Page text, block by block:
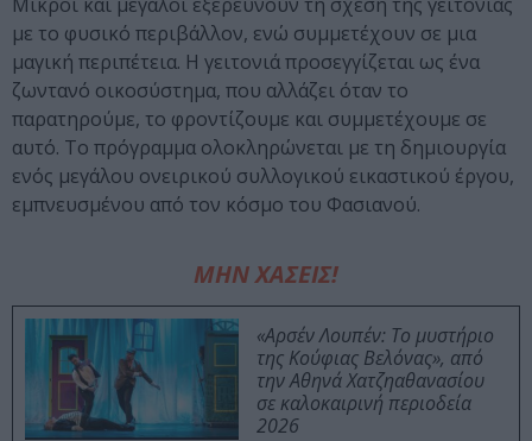
με το φυσικό περιβάλλον, ενώ συμμετέχουν σε μια
μαγική περιπέτεια. Η γειτονιά προσεγγίζεται ως ένα
ζωντανό οικοσύστημα, που αλλάζει όταν το
παρατηρούμε, το φροντίζουμε και συμμετέχουμε σε
αυτό. Το πρόγραμμα ολοκληρώνεται με τη δημιουργία
ενός μεγάλου ονειρικού συλλογικού εικαστικού έργου,
εμπνευσμένου από τον κόσμο του Φασιανού.
ΜΗΝ ΧΑΣΕΙΣ!
«Αρσέν Λουπέν: Το μυστήριο
της Κούφιας Βελόνας», από
την Αθηνά Χατζηαθανασίου
σε καλοκαιρινή περιοδεία
2026